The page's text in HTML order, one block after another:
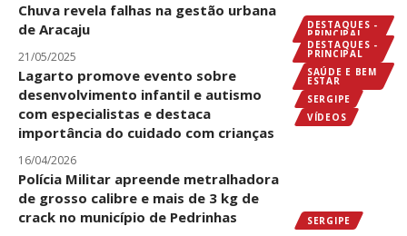
DESTAQUES -
PRINCIPAL
SERGIPE
Chuva revela falhas na gestão urbana
de Aracaju
21/05/2025
DESTAQUES -
PRINCIPAL
SAÚDE E BEM
ESTAR
SERGIPE
VÍDEOS
Lagarto promove evento sobre
desenvolvimento infantil e autismo
com especialistas e destaca
importância do cuidado com crianças
16/04/2026
SERGIPE
Polícia Militar apreende metralhadora
de grosso calibre e mais de 3 kg de
crack no município de Pedrinhas